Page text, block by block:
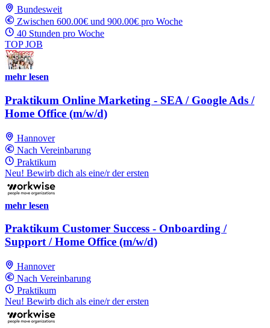
Bundesweit
Zwischen 600.00€ und 900.00€ pro Woche
40 Stunden pro Woche
TOP JOB
mehr lesen
Praktikum Online Marketing - SEA / Google Ads /
Home Office (m/w/d)
Hannover
Nach Vereinbarung
Praktikum
Neu! Bewirb dich als eine/r der ersten
mehr lesen
Praktikum Customer Success - Onboarding /
Support / Home Office (m/w/d)
Hannover
Nach Vereinbarung
Praktikum
Neu! Bewirb dich als eine/r der ersten